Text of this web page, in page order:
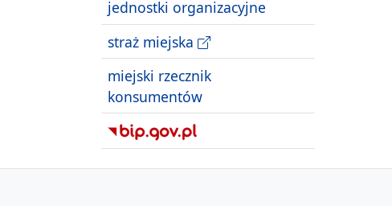
jednostki organizacyjne
straż miejska
miejski rzecznik
konsumentów